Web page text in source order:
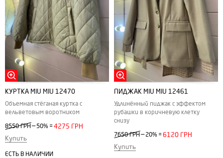
КУРТКА MIU MIU 12470
Объемная стёганая куртка с
вельветовым воротником
8550 ГРН— 50% =4275 ГРН
Купить
ЕСТЬ В НАЛИЧИИ
ПИДЖАК MIU MIU 12461
Удлинённый пиджак с эффектом
рубашки в коричневую клетку
снизу
7650 ГРН— 20% =6120 ГРН
Купить